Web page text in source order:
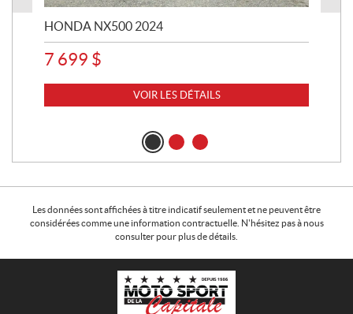
HONDA NX500 2024
7 699 $
VOIR LES DÉTAILS
Les données sont affichées à titre indicatif seulement et ne peuvent être
considérées comme une information contractuelle. N'hésitez pas à nous
consulter pour plus de détails.